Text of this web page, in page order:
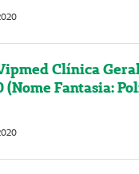
Clínica
(Nome Fantasia: